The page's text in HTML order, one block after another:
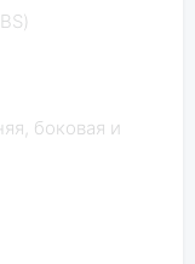
боковая и